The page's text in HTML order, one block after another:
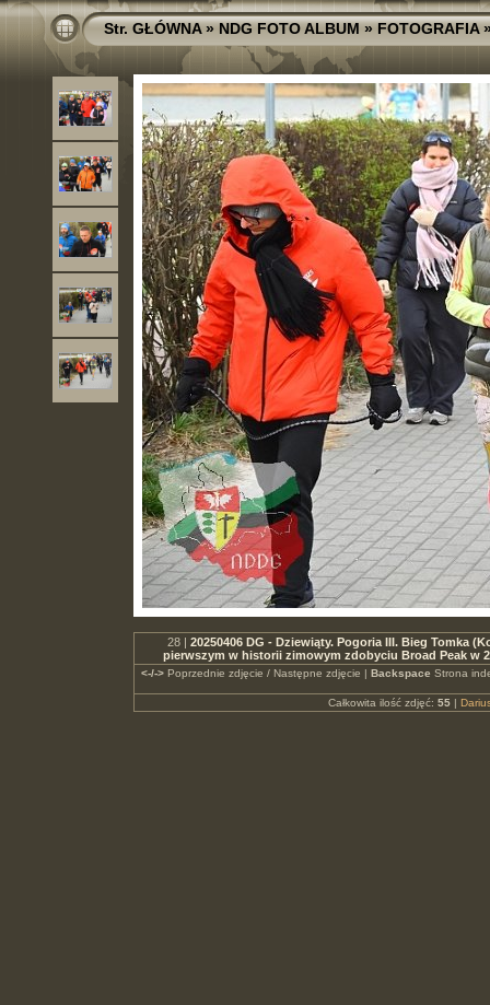
Str. GŁÓWNA»NDG FOTO ALBUM»FOTOGRAFIA
28 | 20250406 DG - Dziewiąty. Pogoria III. Bieg Tomka
pierwszym w historii zimowym zdobyciu Broad Peak w
<-/->Poprzednie zdjęcie / Następne zdjęcie | Backspace Strona
Całkowita ilość zdjęć: 55|